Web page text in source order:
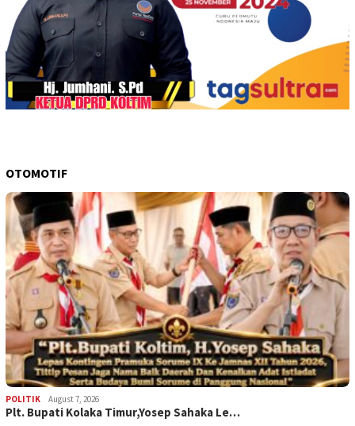
OTOMOTIF
POLITIK August 7, 2026
Plt. Bupati Kolaka Timur,Yosep Sahaka Le…